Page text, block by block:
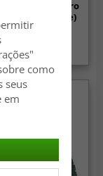
- Combarro
Shaggy (verde)
€
como
seus
em